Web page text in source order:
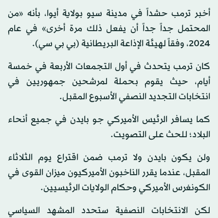
أخبر ترمب حشداً في مدينة سيو بولاية أيوا، بأنه «من
المحتمل جداً جداً أن يفعل ذلك مرة أخرى» في عام
2024، وفقاً لهيئة الإذاعة البريطانية (بي بي سي).
كان ترمب يتحدث في أول التجمعات الأربعة في خمسة
أيام، حيث يقوم بحملة لمرشحين جمهوريين في
انتخابات التجديد النصفي الأسبوع المقبل.
كما يسافر الرئيس الأميركي جو بايدن في جميع أنحاء
البلاد؛ للحث على التصويت.
ولن يكون بايدن ولا ترمب ضمن اقتراع يوم الثلاثاء
المقبل، عندما يقرر الناخبون الأميركيون ميزان القوى في
الكونغرس الأميركي وحكام الولايات الرئيسيين.
لكن الانتخابات النصفية ستحدد المشهد السياسي